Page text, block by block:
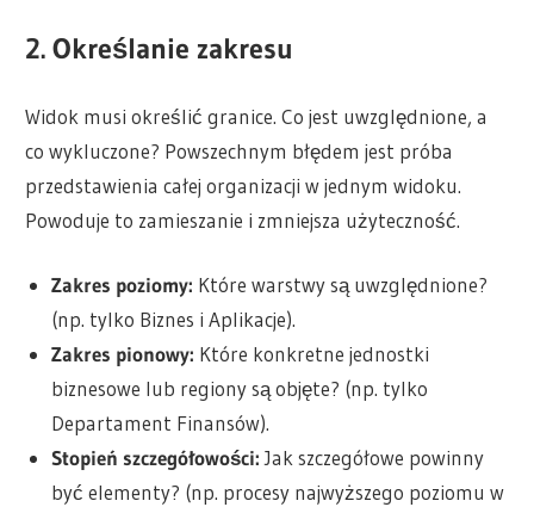
2. Określanie zakresu
Widok musi określić granice. Co jest uwzględnione, a
co wykluczone? Powszechnym błędem jest próba
przedstawienia całej organizacji w jednym widoku.
Powoduje to zamieszanie i zmniejsza użyteczność.
Zakres poziomy: Które warstwy są uwzględnione?
(np. tylko Biznes i Aplikacje).
Zakres pionowy: Które konkretne jednostki
biznesowe lub regiony są objęte? (np. tylko
Departament Finansów).
Stopień szczegółowości:Jak szczegółowe powinny
być elementy? (np. procesy najwyższego poziomu w